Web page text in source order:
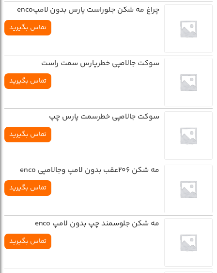
چراغ مه شکن جلوراست پارس بدون لامپenco
تماس بگیرید
سوکت جالامپي خطرپارس سمت راست
تماس بگیرید
سوکت جالامپي خطرسمت پارس چپ
تماس بگیرید
مه شکن 206عقب بدون لامپ وجالامپي enco
تماس بگیرید
مه شکن جلوسمند چپ بدون لامپ enco
تماس بگیرید